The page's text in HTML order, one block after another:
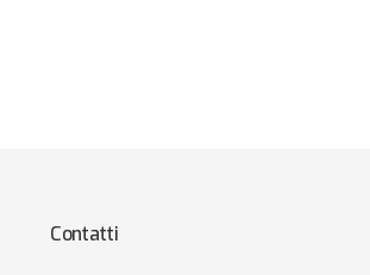
Contatti